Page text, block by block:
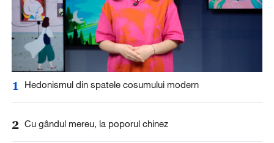
1 Hedonismul din spatele cosumului modern
2 Cu gândul mereu, la poporul chinez